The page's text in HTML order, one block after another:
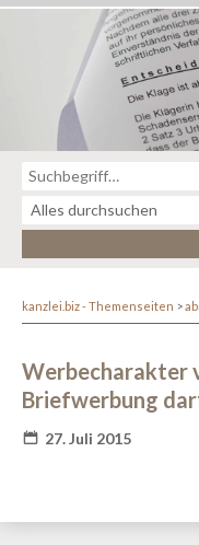
kanzlei.biz - Themenseiten
Werbecharakter
Briefwerbung
27. Juli 2015